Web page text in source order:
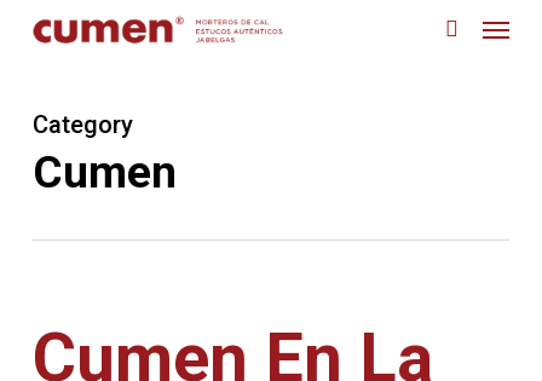
Category
Cumen
Cumen En La